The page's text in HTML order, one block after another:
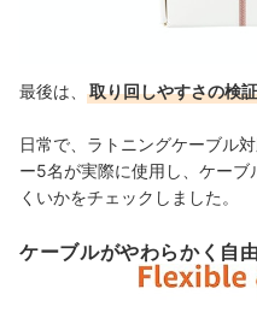
最後は、 取り回しやすさの検証
日常で、ラトニングケーブル
ー5名が実際に使用し、ケー
くいかをチェックしました。
ケーブルがやわらかく自